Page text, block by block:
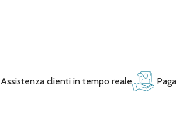
Assistenza clienti in tempo reale